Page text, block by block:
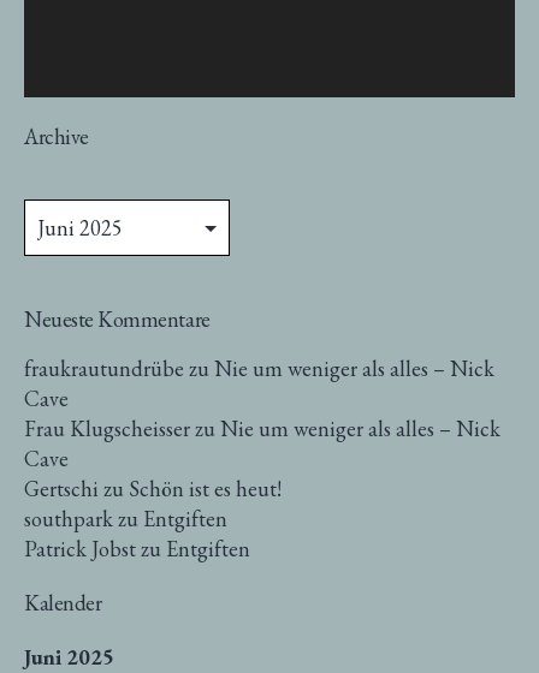
Archive
Neueste Kommentare
fraukrautundrübe zu Nie um weniger als alles – Nick
Cave
Frau Klugscheisserzu Nie um weniger als alles – Nick
Cave
Gertschi zu Schön ist es heut!
southparkzu Entgiften
Patrick Jobstzu Entgiften
Kalender
Juni 2025